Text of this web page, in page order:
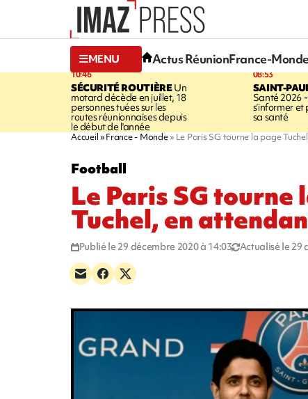
MENU Actus RéunionFrance-
10:46
SÉCURITÉ ROUTIÈREUn
motard décède en juillet, 18
personnes tuées sur les
routes réunionnaises depuis
le début de l'année
08:53
SAINT-
Santé 2026
s’informer
sa santé
Accueil France - Monde Le Paris SG tourne la page
Football
Le Paris SG tourne
Tuchel, en
Publié le 29 décembre 2020 à 14:03 Actualisé le 29